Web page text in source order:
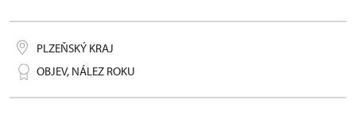
PLZEŇSKÝ KRAJ
OBJEV, NÁLEZ ROKU